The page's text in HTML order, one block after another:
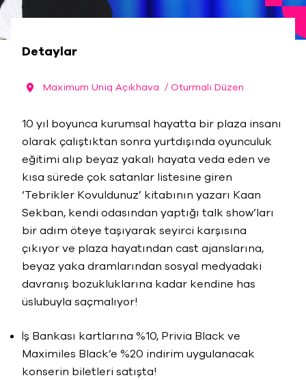
Detaylar
Maximum Uniq Açıkhava / Oturmalı Düzen
10 yıl boyunca kurumsal hayatta bir plaza insanı
olarak çalıştıktan sonra yurtdışında oyunculuk
eğitimi alıp beyaz yakalı hayata veda eden ve
kısa sürede çok satanlar listesine giren
‘Tebrikler Kovuldunuz’ kitabının yazarı Kaan
Sekban, kendi odasından yaptığı talk show’ları
bir adım öteye taşıyarak seyirci karşısına
çıkıyor ve plaza hayatından cast ajanslarına,
beyaz yaka dramlarından sosyal medyadaki
davranış bozukluklarına kadar kendine has
üslubuyla saçmalıyor!
İş Bankası kartlarına %10, Privia Black ve
Maximiles Black’e %20 indirim uygulanacak
konserin biletleri satışta!